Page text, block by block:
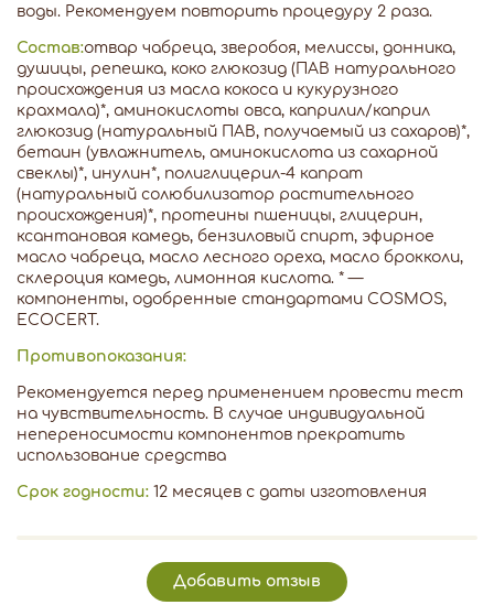
воды. Рекомендуем повторить процедуру 2 раза.
Состав:отвар чабреца, зверобоя, мелиссы, донника,
душицы, репешка, коко глюкозид (ПАВ натурального
происхождения из масла кокоса и кукурузного
крахмала)*, аминокислоты овса, каприлил/каприл
глюкозид (натуральный ПАВ, получаемый из сахаров)*,
бетаин (увлажнитель, аминокислота из сахарной
свеклы)*, инулин*, полиглицерил-4 капрат
(натуральный солюбилизатор растительного
происхождения)*, протеины пшеницы, глицерин,
ксантановая камедь, бензиловый спирт, эфирное
масло чабреца, масло лесного ореха, масло брокколи,
склероция камедь, лимонная кислота. * —
компоненты, одобренные стандартами COSMOS,
ECOCERT.
Противопоказания:
Рекомендуется перед применением провести тест
на чувствительность. В случае индивидуальной
непереносимости компонентов прекратить
использование средства
Срок годности: 12 месяцев с даты изготовления
Добавить отзыв